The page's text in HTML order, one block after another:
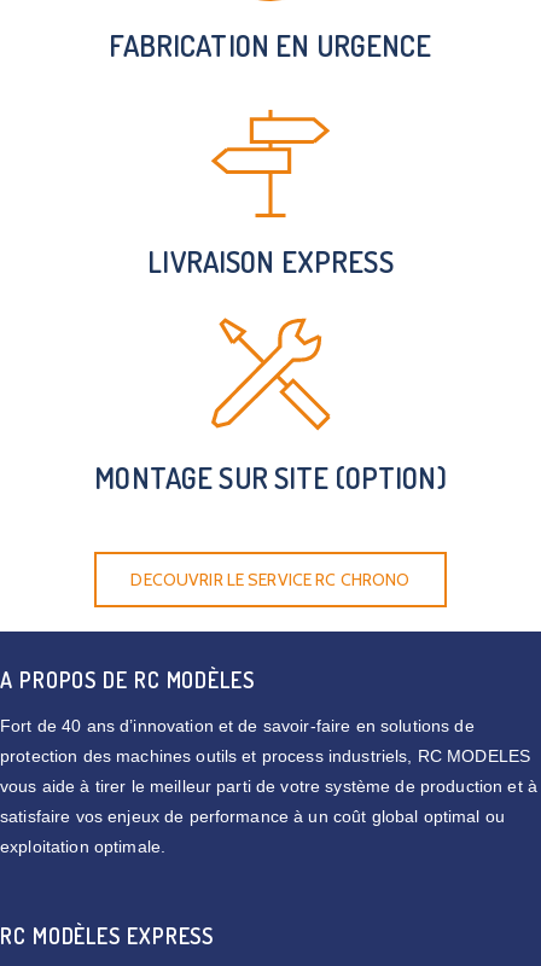
FABRICATION EN URGENCE
LIVRAISON EXPRESS
MONTAGE SUR SITE (OPTION)
DECOUVRIR LE SERVICE RC CHRONO
A PROPOS DE RC MODÈLES
Fort de 40 ans d’innovation et de savoir-faire en solutions de
protection des machines outils et process industriels, RC MODELES
vous aide à tirer le meilleur parti de votre système de production et à
satisfaire vos enjeux de performance à un coût global optimal ou
exploitation optimale.
RC MODÈLES EXPRESS